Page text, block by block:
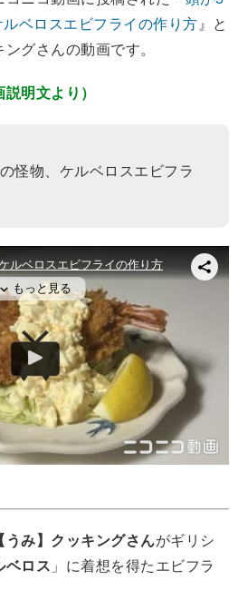
ベロスエビフライの作り方 』と
グさんの動画です。
明文より）
怪物、ケルベロスエビフラ
うみ】クッキングさんがギリシ
ベロス 」に着想を得たエビフラ